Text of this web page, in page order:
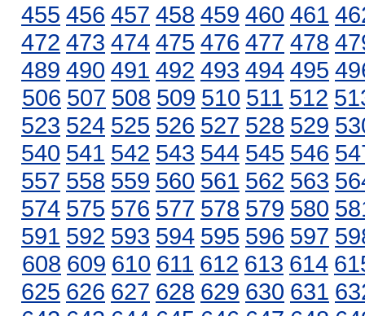
455 456 457 458 459 460 461
472 473 474 475 476 477 478
489 490 491 492 493 494 495
506 507 508 509 510 511 512
523 524 525 526 527 528 529
540 541 542 543 544 545 546
557 558 559 560 561 562 563
574 575 576 577 578 579 580
591 592 593 594 595 596 597
608 609 610 611 612 613 614
625 626 627 628 629 630 631